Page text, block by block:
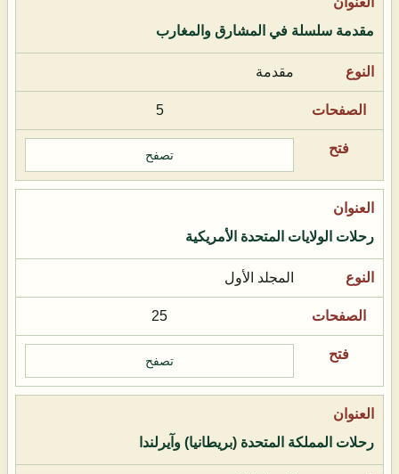
مقدمة سلسلة في المشارق والمغارب
مقدمة
5
تصفح
رحلات الولايات المتحدة الأمريكية
المجلد الأول
25
تصفح
رحلات المملكة المتحدة (بريطانيا) وآيرلندا